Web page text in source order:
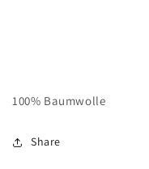
100% Baumwolle
Share